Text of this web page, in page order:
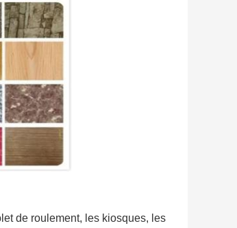
de roulement, les kiosques, les